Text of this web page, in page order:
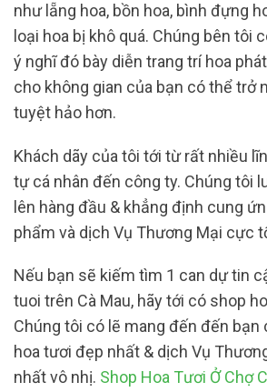
như lẵng hoa, bồn hoa, bình đựng
loại hoa bị khô quá. Chúng bên tôi
ý nghĩ đó bày diễn trang trí hoa
cho không gian của bạn có thể trở
tuyệt hảo hơn.
Khách dãy của tôi tới từ rất nhiều
tự cá nhân đến công ty. Chúng tôi
lên hàng đầu & khẳng định cung
phẩm và dịch Vụ Thương Mại cực
Nếu bạn sẽ kiếm tìm 1 can dự tin
tuoi trên Cà Mau, hãy tới có shop
Chúng tôi có lẽ mang đến đến bạn
hoa tươi đẹp nhất & dịch Vụ
nhất vô nhị. Shop Hoa Tươi Ở Chợ